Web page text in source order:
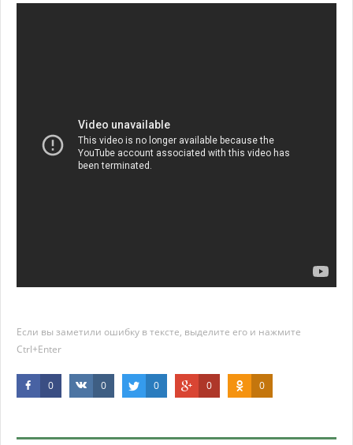
Если вы заметили ошибку в тексте, выделите его и нажмите
Ctrl+Enter
0 0 0 0 0